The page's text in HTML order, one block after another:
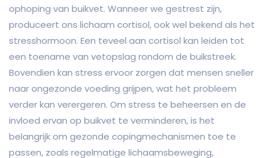
ophoping van buikvet. Wanneer we gestrest zijn,
produceert ons lichaam cortisol, ook wel bekend als het
stresshormoon. Een teveel aan cortisol kan leiden tot
een toename van vetopslag rondom de buikstreek.
Bovendien kan stress ervoor zorgen dat mensen sneller
naar ongezonde voeding grijpen, wat het probleem
verder kan verergeren. Om stress te beheersen en de
invloed ervan op buikvet te verminderen, is het
belangrijk om gezonde copingmechanismen toe te
passen, zoals regelmatige lichaamsbeweging,